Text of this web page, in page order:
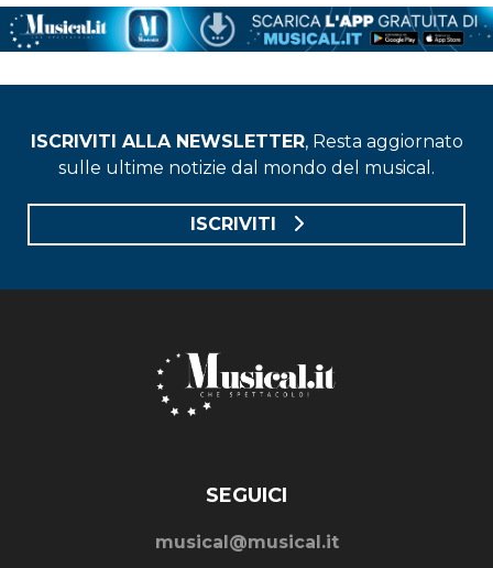
ISCRIVITI ALLA NEWSLETTER, Resta aggiornato
sulle ultime notizie dal mondo del musical.
ISCRIVITI
SEGUICI
musical@musical.it